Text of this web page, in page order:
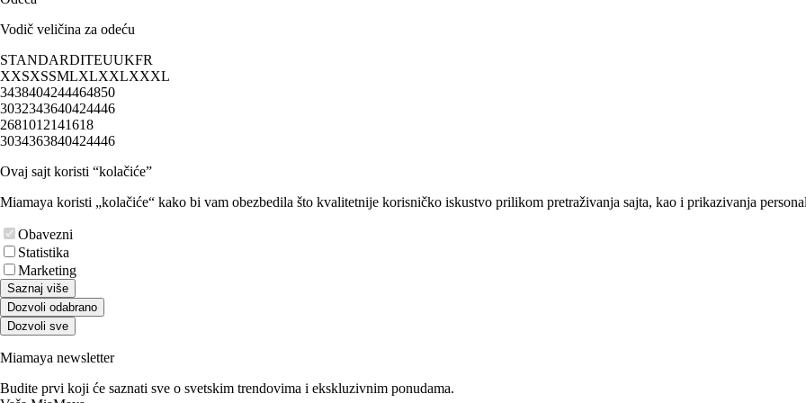
Vodič veličina za odeću
STANDARDITEUUKFR
XXSXSSMLXLXXLXXXL
3438404244464850
3032343640424446
2681012141618
3034363840424446
Ovaj sajt koristi “kolačiće”
Miamaya koristi „kolačiće“ kako bi vam obezbedila što kvalitetnije korisničko iskustvo prilikom pretraživanja sajta, kao i prikazivanja
Obavezni
Statistika
Marketing
Saznaj više
Dozvoli odabrano
Dozvoli sve
Miamaya newsletter
Budite prvi koji će saznati sve o svetskim trendovima i ekskluzivnim ponudama.